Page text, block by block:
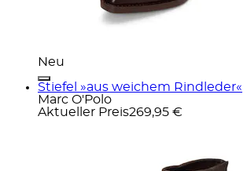
Neu
Stiefel »aus weichem Rindleder«
Marc O'Polo
Aktueller Preis269,95 €